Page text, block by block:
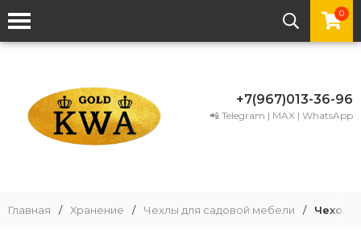
0
+7(967)013-36-96
📲 Telegram | MAX | WhatsApp
Главная / Хранение / Чехлы для садовой мебели / Чехол